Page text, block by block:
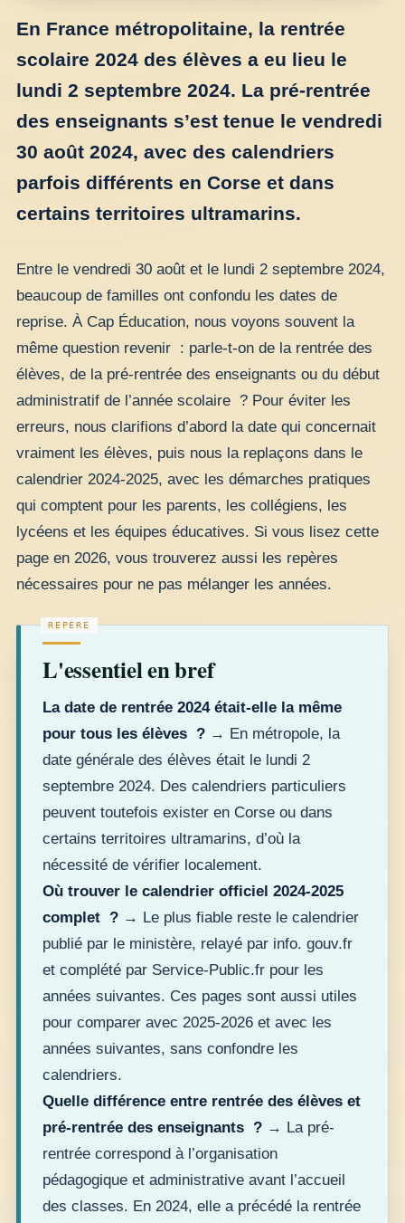
En France métropolitaine, la rentrée
scolaire 2024 des élèves a eu lieu le
lundi 2 septembre 2024. La pré-rentrée
des enseignants s’est tenue le vendredi
30 août 2024, avec des calendriers
parfois différents en Corse et dans
certains territoires ultramarins.
Entre le vendredi 30 août et le lundi 2 septembre 2024,
beaucoup de familles ont confondu les dates de
reprise. À Cap Éducation, nous voyons souvent la
même question revenir : parle-t-on de la rentrée des
élèves, de la pré-rentrée des enseignants ou du début
administratif de l’année scolaire ? Pour éviter les
erreurs, nous clarifions d’abord la date qui concernait
vraiment les élèves, puis nous la replaçons dans le
calendrier 2024-2025, avec les démarches pratiques
qui comptent pour les parents, les collégiens, les
lycéens et les équipes éducatives. Si vous lisez cette
page en 2026, vous trouverez aussi les repères
nécessaires pour ne pas mélanger les années.
L'essentiel en bref
La date de rentrée 2024 était-elle la même
pour tous les élèves ? → En métropole, la
date générale des élèves était le lundi 2
septembre 2024. Des calendriers particuliers
peuvent toutefois exister en Corse ou dans
certains territoires ultramarins, d’où la
nécessité de vérifier localement.
Où trouver le calendrier officiel 2024-2025
complet ? → Le plus fiable reste le calendrier
publié par le ministère, relayé par info. gouv.fr
et complété par Service-Public.fr pour les
années suivantes. Ces pages sont aussi utiles
pour comparer avec 2025-2026 et avec les
années suivantes, sans confondre les
calendriers.
Quelle différence entre rentrée des élèves et
pré-rentrée des enseignants ? → La pré-
rentrée correspond à l’organisation
pédagogique et administrative avant l’accueil
des classes. En 2024, elle a précédé la rentrée